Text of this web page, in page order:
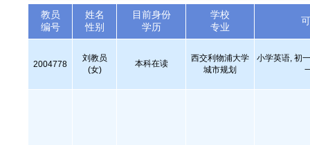
教员
编号
姓名
性别
目前身份
学历
学校
专业
2004778
刘教员
(女)
本科在读
西交利物浦大学
城市规划
小学英语, 初